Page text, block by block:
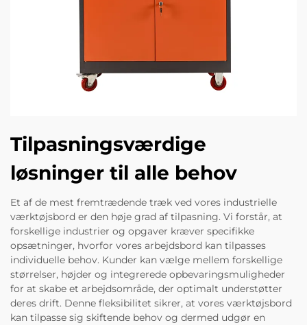
Tilpasningsværdige
løsninger til alle behov
Et af de mest fremtrædende træk ved vores industrielle
værktøjsbord er den høje grad af tilpasning. Vi forstår, at
forskellige industrier og opgaver kræver specifikke
opsætninger, hvorfor vores arbejdsbord kan tilpasses
individuelle behov. Kunder kan vælge mellem forskellige
størrelser, højder og integrerede opbevaringsmuligheder
for at skabe et arbejdsområde, der optimalt understøtter
deres drift. Denne fleksibilitet sikrer, at vores værktøjsbord
kan tilpasse sig skiftende behov og dermed udgør en